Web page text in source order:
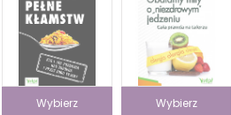
Wybierz Wybierz